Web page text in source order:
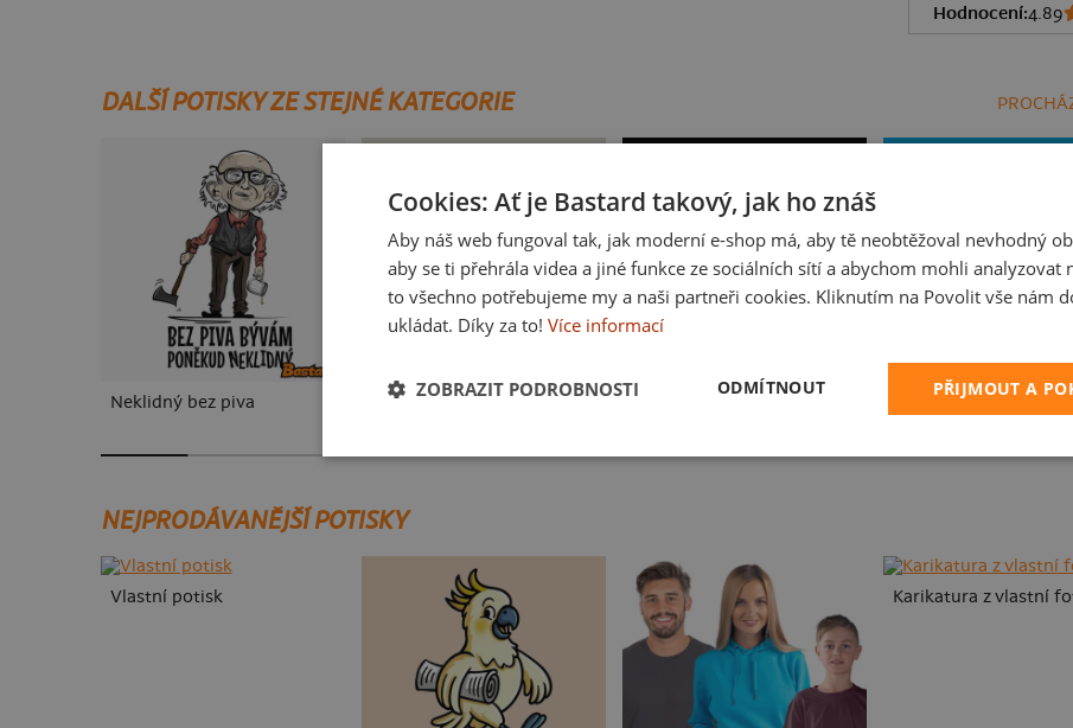
Hodnocení:4.89
DALŠÍ POTISKY ZE STEJNÉ KATEGORIE
Neklidný bez piva Mám kulatiny Pivo volá Český koupák
NEJPRODÁVANĚJŠÍ POTISKY
Vlastní potisk
Karikatura z vlastní
Cookies: Ať je Bastard takový, jak ho znáš
Aby náš web fungoval tak, jak moderní e-shop má, aby tě neobtěžoval nevhodný
aby se ti přehrála videa a jiné funkce ze sociálních sítí a abychom mohli analyzovat
to všechno potřebujeme my a naši partneři cookies. Kliknutím na Povolit vše nám
ukládat. Díky za to! Více informací
PŘIJMOUT A
ODMÍTNOUT
ZOBRAZIT PODROBNOSTI